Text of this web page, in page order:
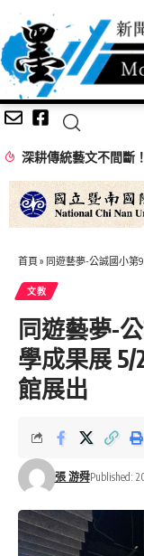
首頁 » 同遊藝夢-公誠國小第
文教
同遊藝夢-
學成果展 5/
館展出
張 游舜Published: